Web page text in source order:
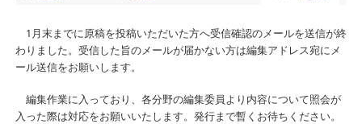
1月末までに原稿を投稿いただいた方へ受信確認のメールを送信が終
わりました。受信した旨のメールが届かない方は編集アドレス宛にメ
ール送信をお願いします。
編集作業に入っており、各分野の編集委員より内容について照会が
入った際は対応をお願いいたします。発行まで暫くお待ちください。